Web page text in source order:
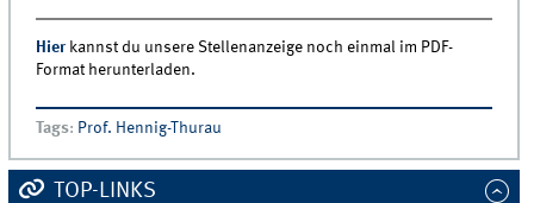
Hier kannst du unsere Stellenanzeige noch einmal im PDF-
Format herunterladen.
Tags: Prof. Hennig-Thurau
TOP-LINKS